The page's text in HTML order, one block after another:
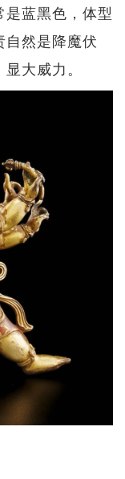
蓝黑色，体型
然是降魔伏
大威力。